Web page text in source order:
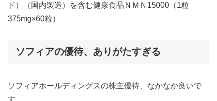
ド）（国内製造）を含む健康食品ＮＭＮ15000（1粒
375mg×60粒）
ソフィアの優待、ありがたすぎる
ソフィアホールディングスの株主優待、なかなか良いで